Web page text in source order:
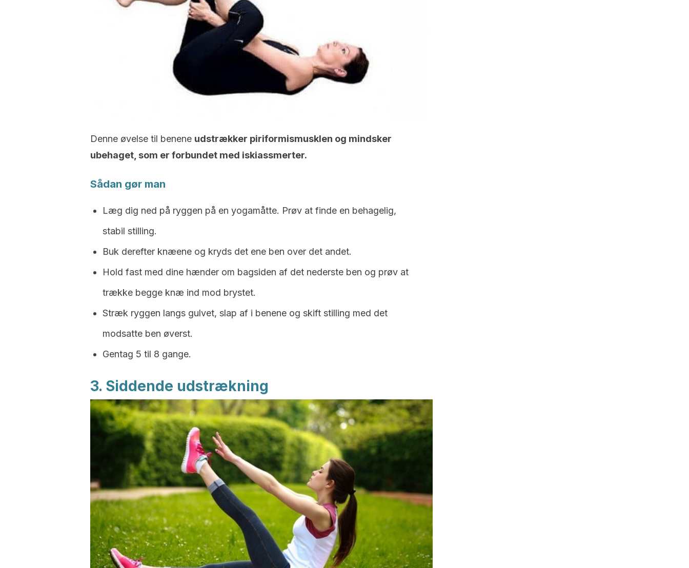
Denne øvelse til benene udstrækker piriformismusklen og mindsker
ubehaget, som er forbundet med iskiassmerter.
Sådan gør man
Læg dig ned på ryggen på en yogamåtte. Prøv at finde en behagelig,
stabil stilling.
Buk derefter knæene og kryds det ene ben over det andet.
Hold fast med dine hænder om bagsiden af det nederste ben og prøv at
trække begge knæ ind mod brystet.
Stræk ryggen langs gulvet, slap af i benene og skift stilling med det
modsatte ben øverst.
Gentag 5 til 8 gange.
3. Siddende udstrækning